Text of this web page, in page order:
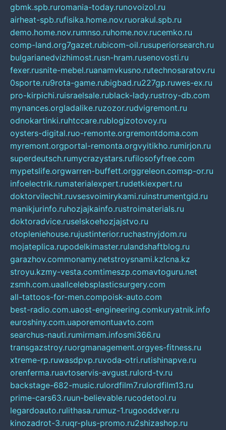
gbmk.spb.ruromania-today.runovoizol.ru
airheat-spb.rufisika.home.nov.ruorakul.spb.ru
demo.home.nov.rumnso.ruhome.nov.rucemko.ru
comp-land.org7gazet.rubicom-oil.rusuperiorsearch.ru
bulgarianedvizhimost.rusn-hram.rusenovosti.ru
fexer.rusnite-mebel.ruanamvkusno.rutechnosaratov.ru
0sporte.ru9rota-game.rubigbad.ru227gp.ruwes-ex.ru
pro-kirpichi.ruisraelsale.rublack-lady.rustroy-db.com
mynances.orgladalike.ruzozor.rudvigremont.ru
odnokartinki.ruhtccare.rublogizotovoy.ru
oysters-digital.ruo-remonte.orgremontdoma.com
myremont.orgportal-remonta.orgvyitikho.rumirjon.ru
superdeutsch.rumycrazystars.rufilosofyfree.com
mypetslife.orgwarren-buffett.orggreleon.comsp-or.ru
infoelectrik.rumaterialexpert.rudetkiexpert.ru
doktorvilechit.ruvsesvoimirykami.ruinstrumentgid.ru
manikjurinfo.ruhozjajkainfo.rustroimaterials.ru
doktoradvice.ruselskoehozjajstvo.ru
otopleniehouse.rujustinterior.ruchastnyjdom.ru
mojateplica.rupodelkimaster.rulandshaftblog.ru
garazhov.commonamy.netstroysnami.kzlcna.kz
stroyu.kzmy-vesta.comtimeszp.comavtoguru.net
zsmh.com.uaallcelebsplasticsurgery.com
all-tattoos-for-men.compoisk-auto.com
best-radio.com.uaost-engineering.comkuryatnik.info
euroshiny.com.uaporemontuavto.com
searchus-nauti.rumirmam.infosmi366.ru
transgazstroy.ruorgmanagement.orgyes-fitness.ru
xtreme-rp.ruwasdpvp.ruvoda-otri.rutishinapve.ru
orenferma.ruavtoservis-avgust.rulord-tv.ru
backstage-682-music.rulordfilm7.rulordfilm13.ru
prime-cars63.ruun-believable.rucodetool.ru
legardoauto.rulithasa.rumuz-1.rugooddver.ru
kinozadrot-3.ruqr-plus-promo.ru2shizashop.ru